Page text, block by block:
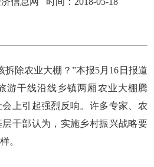
除农业大棚？”本报5月16日报道
游干线沿线乡镇两厢农业大棚腾
上引起强烈反响。许多专家、农
干部认为，实施乡村振兴战略要
。